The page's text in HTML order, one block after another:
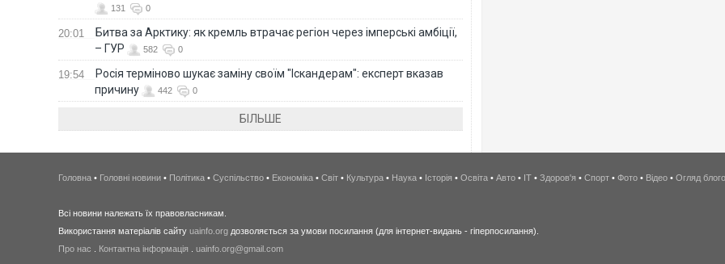
131 0
20:01
Битва за Арктику: як кремль втрачає регіон через імперські амбіції,
– ГУР
582 0
19:54
Росія терміново шукає заміну своїм "Іскандерам": експерт вказав
причину
442 0
БІЛЬШЕ
Головна • Головні новини • Політика • Суспільство • Економіка • Світ • Культура • Наука • Історія • Освіта • Авто • IT • Здоров'я • Спорт • Фото • Відео • Огляд
Всі новини належать їх правовласникам.
Використання матеріалів сайту uainfo.org дозволяється за умови посилання (для інтернет-видань - гіперпосилання).
Про нас
Контактна інформація uainfo.org@gmail.com